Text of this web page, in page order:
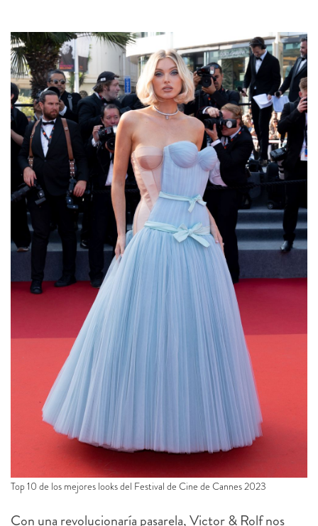
Top 10 de los mejores looks del Festival de Cine de Cannes 2023
Con una revolucionaría pasarela, Victor & Rolf nos